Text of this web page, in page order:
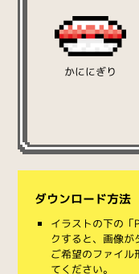
かににぎり
ダウンロード方法
イラストの下の「
クすると、画像が
ご希望のファイル
てください。